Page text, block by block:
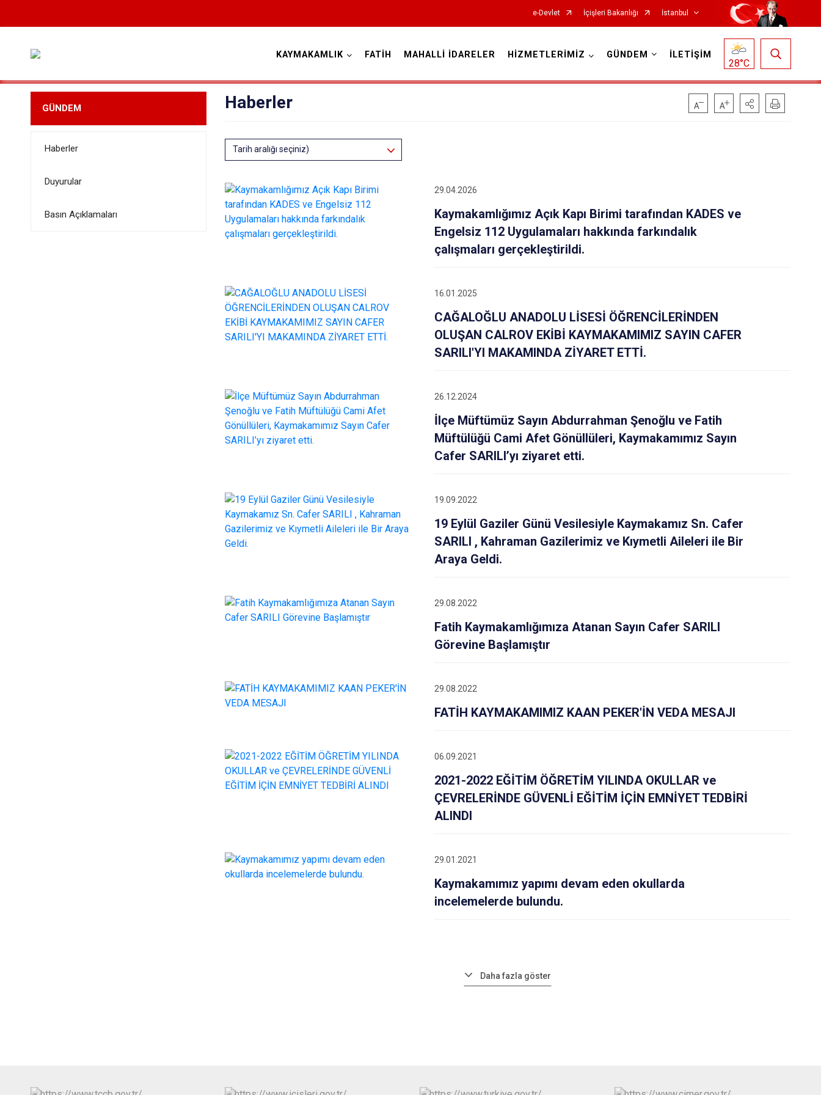
e-Devlet İçişleri Bakanlığı İstanbul
Bakırköy
Bayrampaşa
Beşiktaş
Büyükçekmece
Çatalca
Esenler
Kağıthane
Kartal
Sarıyer
Şile
Silivri
Zeytinburnu
Arnavutköy
Çekmeköy
Esenyurt
KAYMAKAMLIK FATİH MAHALLİ İDARELER HİZMETLERİMİZ GÜNDEM İLETİŞİM
28°C
GÜNDEM
Haberler
Duyurular
Basın Açıklamaları
Haberler
Tarih aralığı seçiniz)
29.04.2026
Kaymakamlığımız Açık Kapı Birimi tarafından KADES ve
Engelsiz 112 Uygulamaları hakkında farkındalık
çalışmaları gerçekleştirildi.
16.01.2025
CAĞALOĞLU ANADOLU LİSESİ ÖĞRENCİLERİNDEN
OLUŞAN CALROV EKİBİ KAYMAKAMIMIZ SAYIN CAFER
SARILI'YI MAKAMINDA ZİYARET ETTİ.
26.12.2024
İlçe Müftümüz Sayın Abdurrahman Şenoğlu ve Fatih
Müftülüğü Cami Afet Gönüllüleri, Kaymakamımız Sayın
Cafer SARILI’yı ziyaret etti.
19.09.2022
19 Eylül Gaziler Günü Vesilesiyle Kaymakamız Sn. Cafer
SARILI , Kahraman Gazilerimiz ve Kıymetli Aileleri ile Bir
Araya Geldi.
29.08.2022
Fatih Kaymakamlığımıza Atanan Sayın Cafer SARILI
Görevine Başlamıştır
29.08.2022
FATİH KAYMAKAMIMIZ KAAN PEKER'İN VEDA MESAJI
06.09.2021
2021-2022 EĞİTİM ÖĞRETİM YILINDA OKULLAR ve
ÇEVRELERİNDE GÜVENLİ EĞİTİM İÇİN EMNİYET TEDBİRİ
ALINDI
29.01.2021
Kaymakamımız yapımı devam eden okullarda
incelemelerde bulundu.
Daha fazla göster